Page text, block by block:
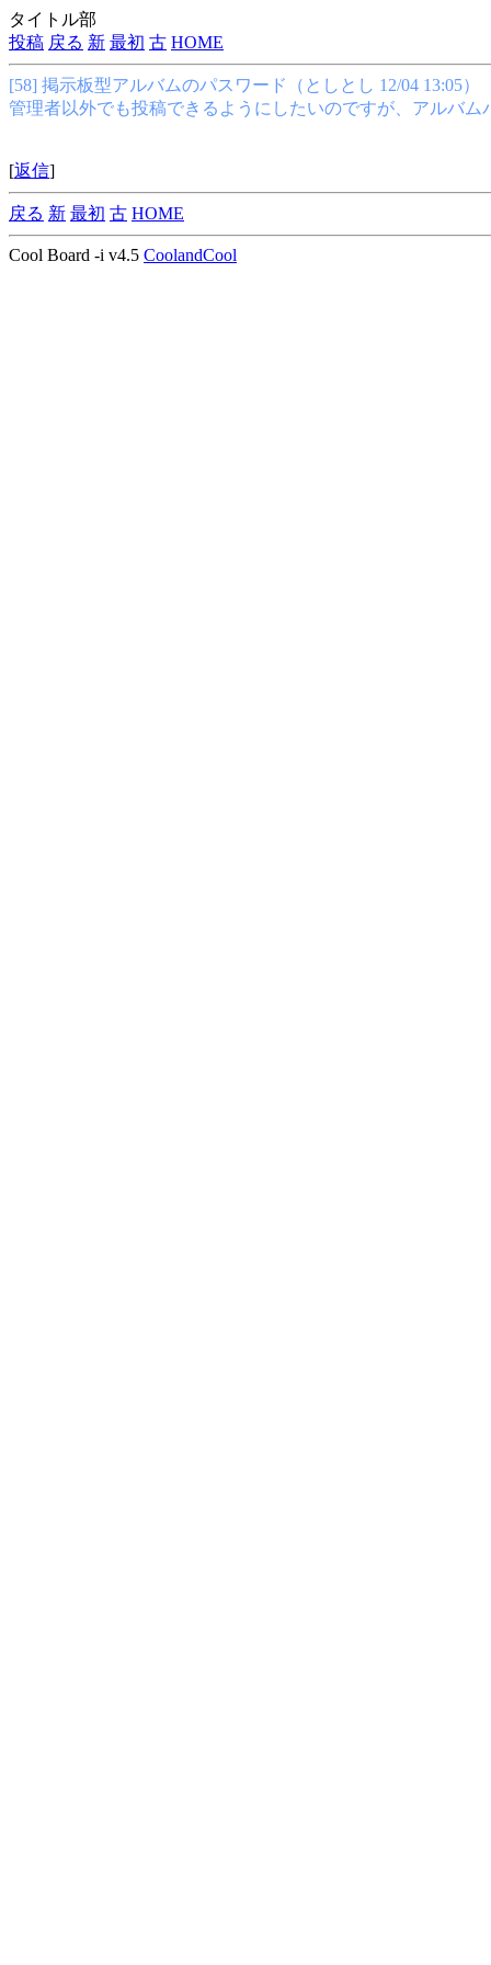
タイトル部
投稿 戻る 新 最初 古 HOME
[58] 掲示板型アルバムのパスワード（としとし 12/04 13:05）
管理者以外でも投稿できるようにしたいのですが、アルバ
[返信]
戻る 新 最初 古 HOME
Cool Board -i v4.5 CoolandCool